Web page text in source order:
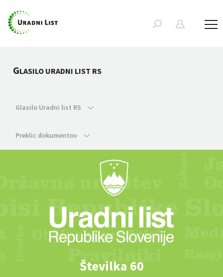
GLASILO URADNI LIST RS
Glasilo Uradni list RS
Preklic dokumentov
Številka 60